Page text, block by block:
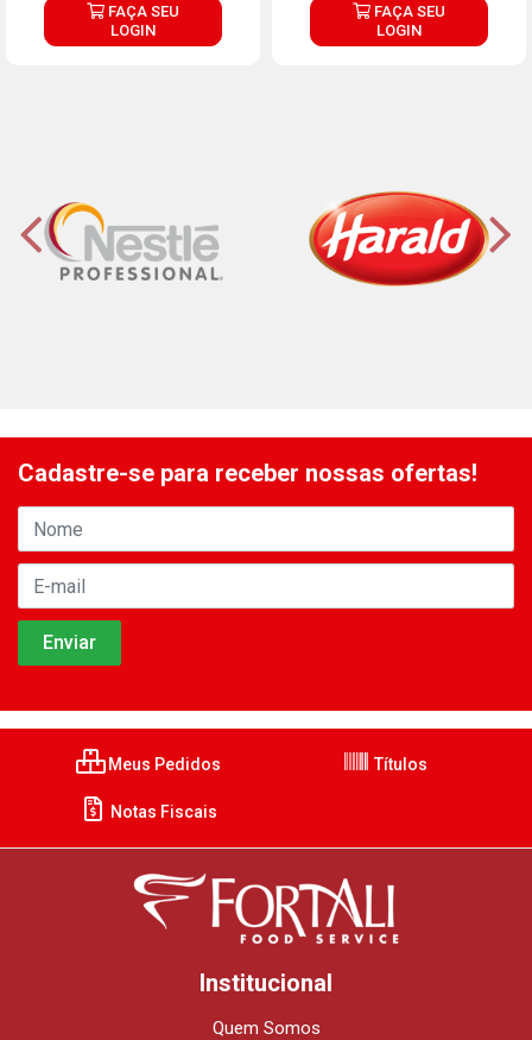
FAÇA SEU
LOGIN
FAÇA SEU
LOGIN
Cadastre-se para receber nossas ofertas!
Meus Pedidos Títulos
Notas Fiscais
Institucional
Quem Somos